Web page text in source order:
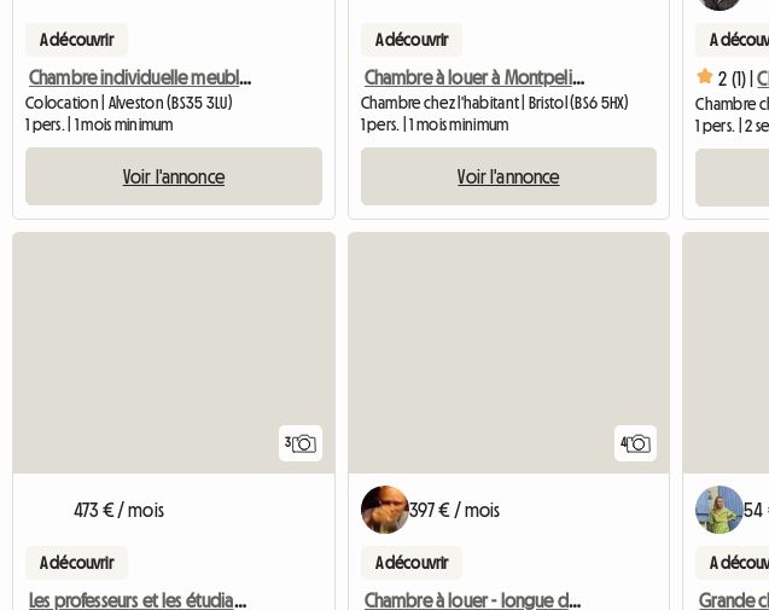
A découvrir
Chambre individuelle meublée. Immédiatement disponible.
Colocation | Alveston (BS35 3LU)
1 pers. | 1 mois minimum
Voir l'annonce
A découvrir
Chambre à louer à Montpelier
Chambre chez l'habitant | Bristol (BS6 5HX)
1 pers. | 1 mois minimum
Voir l'annonce
A
2 (1) |
Chambre
1 pers. | 2
3
473 € / mois
A découvrir
Les professeurs et les étudiants en licence de Bills Inc. sont les bienvenus
4
397 € / mois
A découvrir
Chambre à louer - longue durée
54
A